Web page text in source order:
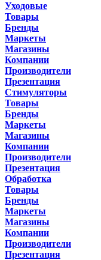
Уходовые
Товары
Бренды
Маркеты
Магазины
Компании
Производители
Презентация
Стимуляторы
Товары
Бренды
Маркеты
Магазины
Компании
Производители
Презентация
Обработка
Товары
Бренды
Маркеты
Магазины
Компании
Производители
Презентация